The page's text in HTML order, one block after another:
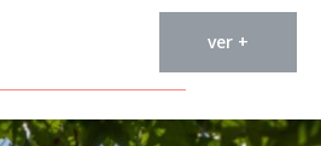
ver +